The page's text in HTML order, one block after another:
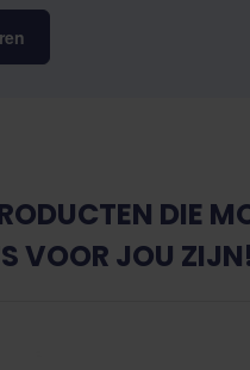
DIE
VOOR JOU